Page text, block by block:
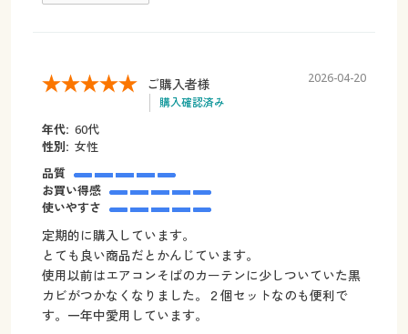
ご購入者様
購入確認済み
2026-04-20
年代: 60代
性別: 女性
品質
お買い得感
使いやすさ
定期的に購入しています。
とても良い商品だとかんじています。
使用以前はエアコンそばのカーテンに少しついていた黒
カビがつかなくなりました。２個セットなのも便利で
す。一年中愛用しています。